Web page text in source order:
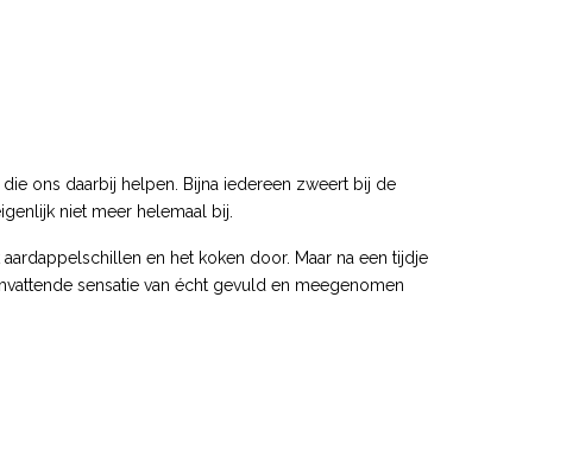
ons daarbij helpen. Bijna iedereen zweert bij de
niet meer helemaal bij.
en het koken door. Maar na een tijdje
sensatie van écht gevuld en meegenomen